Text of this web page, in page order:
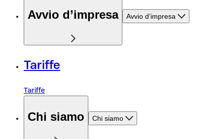
Avvio d’impresa Avvio d’impresa
Tariffe
Tariffe
Chi siamo Chi siamo